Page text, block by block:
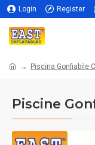
Login Register
Piscina Gonfiabile
Piscine